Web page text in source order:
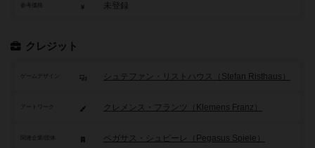
参考価格 未登録
クレジット
ゲームデザイン シュテファン・リストハウス（Stefan Risthaus）
アートワーク クレメンス・フランツ（Klemens Franz）
ペガサス・シュピーレ（Pegasus Spiele）